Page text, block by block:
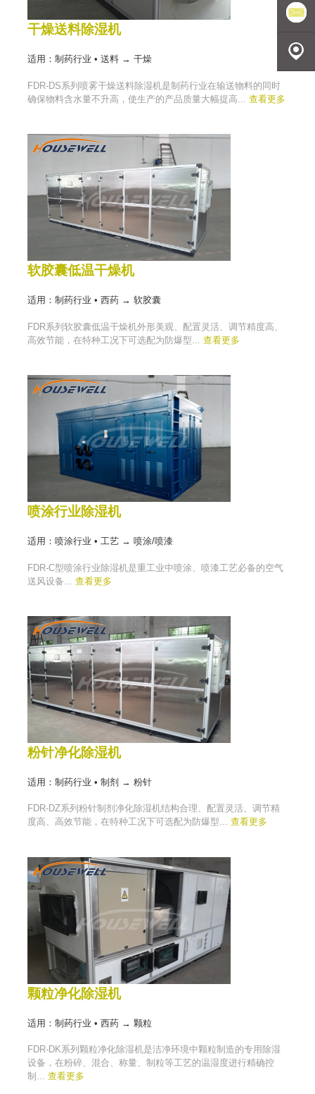
干燥送料除湿机
适用：制药行业 • 送料 → 干燥
FDR-DS系列喷雾干燥送料除湿机是制药行业在输送物料的同时
确保物料含水量不升高，使生产的产品质量大幅提高... 查看更多
软胶囊低温干燥机
适用：制药行业 • 西药 → 软胶囊
FDR系列软胶囊低温干燥机外形美观、配置灵活、调节精度高、
高效节能，在特种工况下可选配为防爆型... 查看更多
喷涂行业除湿机
适用：喷涂行业 • 工艺 → 喷涂/喷漆
FDR-C型喷涂行业除湿机是重工业中喷涂、喷漆工艺必备的空气
送风设备... 查看更多
粉针净化除湿机
适用：制药行业 • 制剂 → 粉针
FDR-DZ系列粉针制剂净化除湿机结构合理、配置灵活、调节精
度高、高效节能，在特种工况下可选配为防爆型... 查看更多
颗粒净化除湿机
适用：制药行业 • 西药 → 颗粒
FDR-DK系列颗粒净化除湿机是洁净环境中颗粒制造的专用除湿
设备，在粉碎、混合、称量、制粒等工艺的温湿度进行精确控
制... 查看更多
话
豪森维
发送邮
件
地理定